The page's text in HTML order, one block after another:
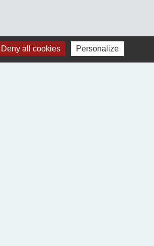
Deny all cookies Personalize